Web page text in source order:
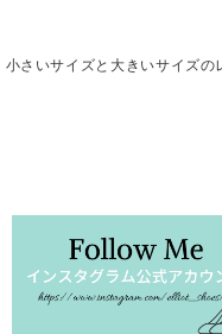
小さいサイズと大きいサイズ